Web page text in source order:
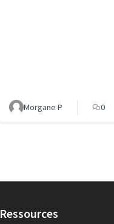
Morgane P 0
Ressources